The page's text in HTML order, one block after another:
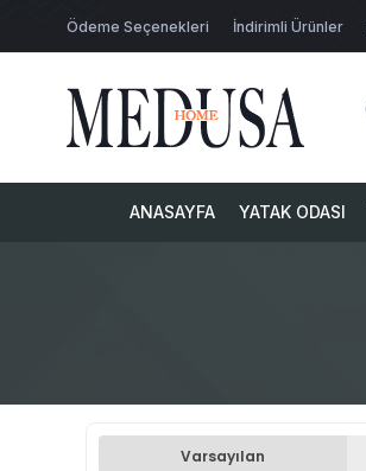
Ödeme Seçenekleri İndirimli Ürünler
ANASAYFA YATAK ODASI
Varsayılan